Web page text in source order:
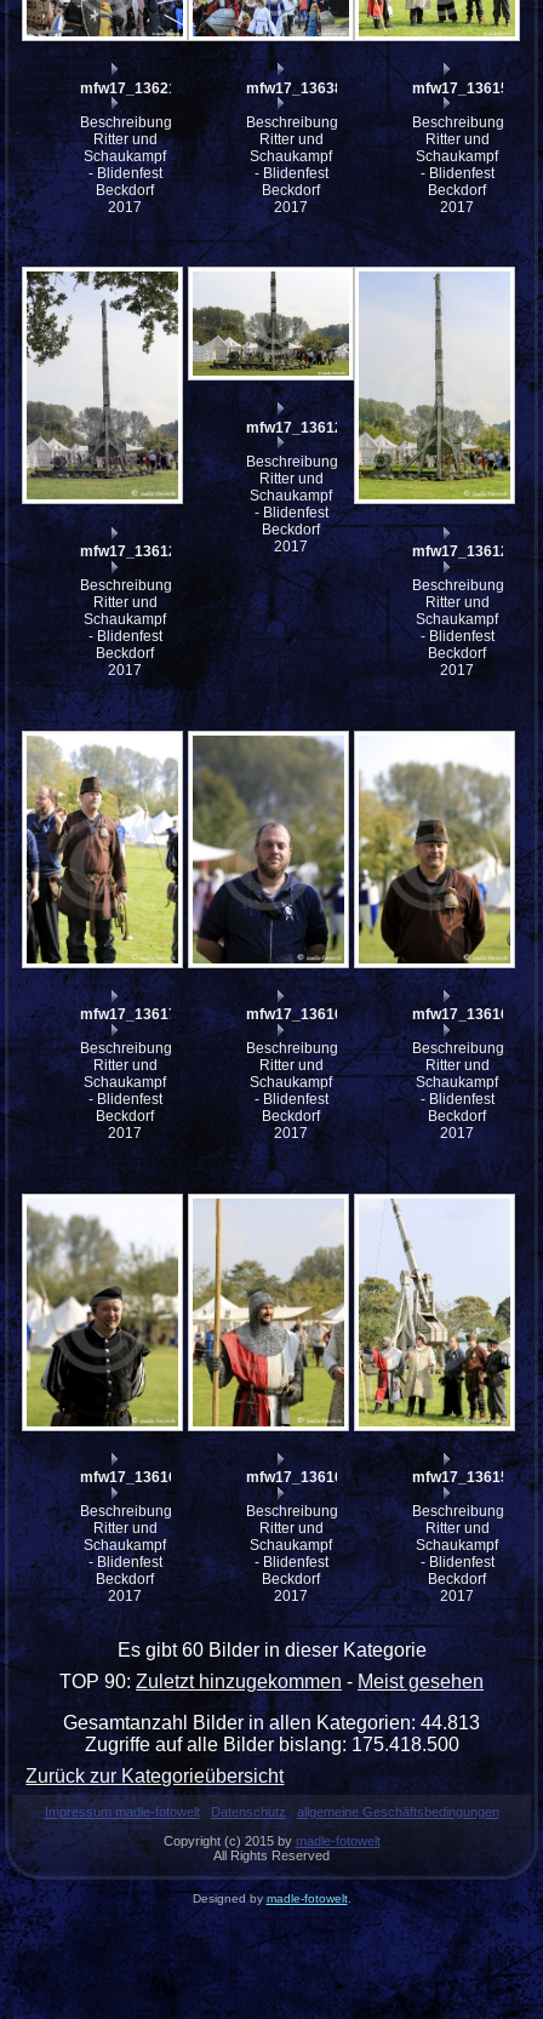
mfw17_136212
Beschreibung:
Ritter und
Schaukampf
- Blidenfest
Beckdorf
2017
mfw17_136381
Beschreibung:
Ritter und
Schaukampf
- Blidenfest
Beckdorf
2017
mfw17_136154
Beschreibung:
Ritter und
Schaukampf
- Blidenfest
Beckdorf
2017
mfw17_136129
Beschreibung:
Ritter und
Schaukampf
- Blidenfest
Beckdorf
2017
mfw17_136127
Beschreibung:
Ritter und
Schaukampf
- Blidenfest
Beckdorf
2017
mfw17_136126
Beschreibung:
Ritter und
Schaukampf
- Blidenfest
Beckdorf
2017
mfw17_136174
Beschreibung:
Ritter und
Schaukampf
- Blidenfest
Beckdorf
2017
mfw17_136165
Beschreibung:
Ritter und
Schaukampf
- Blidenfest
Beckdorf
2017
mfw17_136164
Beschreibung:
Ritter und
Schaukampf
- Blidenfest
Beckdorf
2017
mfw17_136163
Beschreibung:
Ritter und
Schaukampf
- Blidenfest
Beckdorf
2017
mfw17_136161
Beschreibung:
Ritter und
Schaukampf
- Blidenfest
Beckdorf
2017
mfw17_136157
Beschreibung:
Ritter und
Schaukampf
- Blidenfest
Beckdorf
2017
Es gibt 60 Bilder in dieser Kategorie
TOP 90: Zuletzt hinzugekommen - Meist gesehen
Gesamtanzahl Bilder in allen Kategorien: 44.813
Zugriffe auf alle Bilder bislang: 175.418.500
Zurück zur Kategorieübersicht
Impressum madle-fotowelt Datenschutz
allgemeine Geschäftsbedingungen
Copyright (c) 2015 bymadle-fotowelt
All Rights Reserved
Designed bymadle-fotowelt.